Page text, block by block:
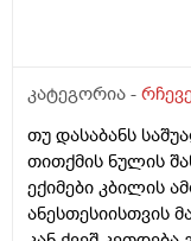
წავიდა არვოცი
მაყროს და
არსად და ვერც
კატეგორია -
თუ დასაბანს
თითქმის ნულის
ექიმები კბილის
ანესთესიისთვის